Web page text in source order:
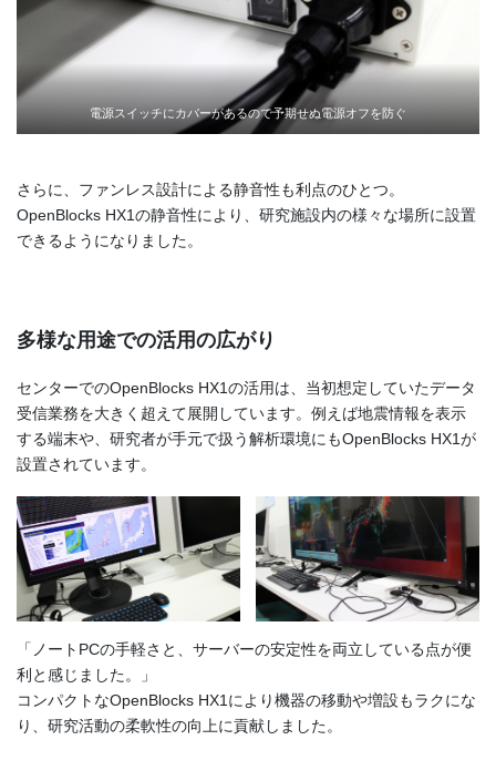
電源スイッチにカバーがあるので予期せぬ電源オフを防ぐ
さらに、ファンレス設計による静音性も利点のひとつ。
OpenBlocks HX1の静音性により、研究施設内の様々な場所に設置
できるようになりました。
多様な用途での活用の広がり
センターでのOpenBlocks HX1の活用は、当初想定していたデータ
受信業務を大きく超えて展開しています。例えば地震情報を表示
する端末や、研究者が手元で扱う解析環境にもOpenBlocks HX1が
設置されています。
「ノートPCの手軽さと、サーバーの安定性を両立している点が便
利と感じました。」
コンパクトなOpenBlocks HX1により機器の移動や増設もラクにな
り、研究活動の柔軟性の向上に貢献しました。